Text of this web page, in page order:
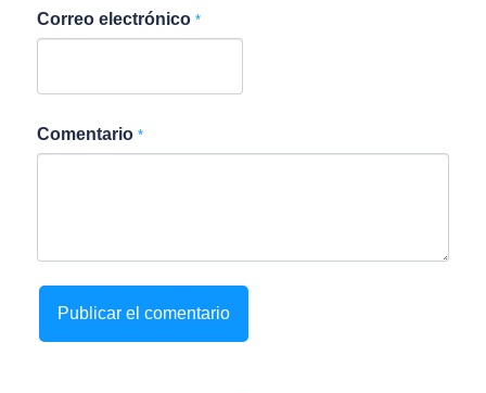
Correo electrónico *
Comentario *